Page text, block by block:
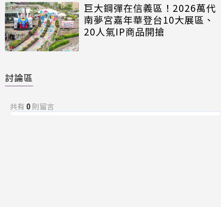
巨大鋼彈在信義區！2026萬代
南夢宮嘉年華登台10大展區、
20人氣IP商品開搶
討論區
共有 0則留言